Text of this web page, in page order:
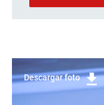
Descargar foto